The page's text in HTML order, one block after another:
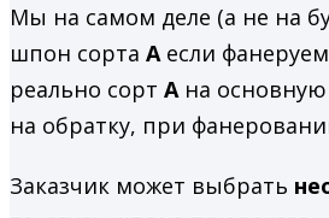
Мы на самом деле (а не на
шпон сорта Аесли
реально сорт Ана основную
на обратку, при
Заказчик может выбрать